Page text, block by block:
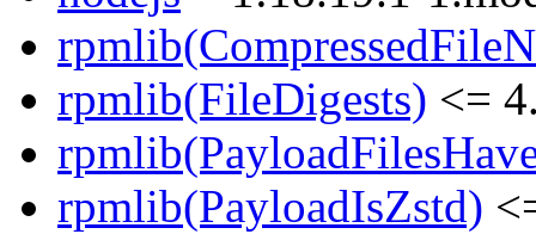
rpmlib(FileDigests) <=
rpmlib(PayloadIsZstd)